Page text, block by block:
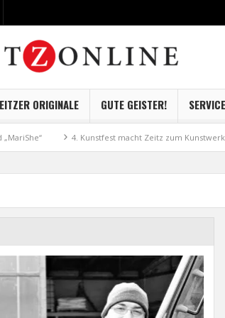
ORIGINALE GUTE GEISTER! SERVICE
4. Kunstfest macht Zeitz zum Kunstwerk